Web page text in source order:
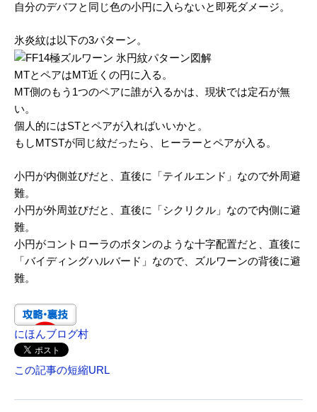
自分のデバフと同じ色の小円に入らないと即死ダメージ。
氷炎紋は以下の3パターン。
MTとペアはMT近くの円に入る。
MT側のもう1つのペアに誰が入るかは、現状では定石が無
い。
個人的にはSTとペアが入ればいいかと。
もしMTSTが同じ紋だったら、ヒーラーとペアが入る。
小円が内側並びだと、直後に「テイルエンド」なので外周避
難。
小円が外周並びだと、直後に「シクリクル」なので内側に避
難。
小円がコントローラのボタンのような十字配置だと、直後に
「バイディングハルバード」なので、ズルワーンの背後に避
難。
にほんブログ村
この記事の短縮URL